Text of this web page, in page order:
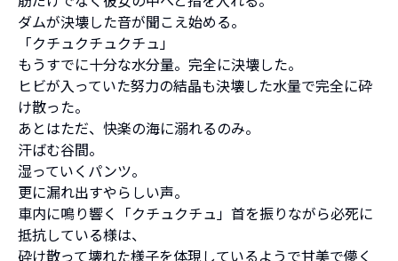
ダムが決壊した音が聞こえ始める。
「クチュクチュクチュ」
もうすでに十分な水分量。完全に決壊した。
ヒビが入っていた努力の結晶も決壊した水量で完全に砕
け散った。
あとはただ、快楽の海に溺れるのみ。
汗ばむ谷間。
湿っていくパンツ。
更に漏れ出すやらしい声。
車内に鳴り響く「クチュクチュ」首を振りながら必死に
抵抗している様は、
砕け散って壊れた様子を体現しているようで甘美で儚く